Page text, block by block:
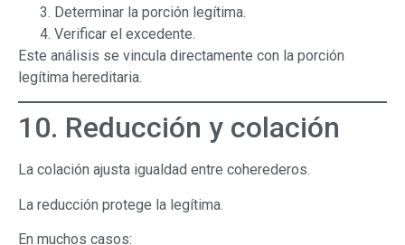
Determinar la porción legítima.
Verificar el excedente.
Este análisis se vincula directamente con la porción
legítima hereditaria.
10. Reducción y colación
La colación ajusta igualdad entre coherederos.
La reducción protege la legítima.
En muchos casos: